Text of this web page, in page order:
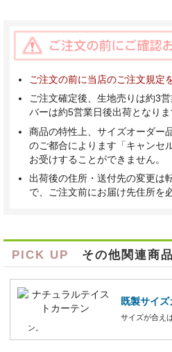
ご注文の前に当店のご注文規定
ご注文確定後、生地売りは約3
バーは約5営業日後出荷となりま
商品の特性上、サイズオーダー
のご都合によります「キャンセ
お受けすることができません。
出荷後の住所・送付先の変更は
で、ご注文前にお届け先住所を
PICK UP その他関連商品
既製サイ
サイズが合え
ン。